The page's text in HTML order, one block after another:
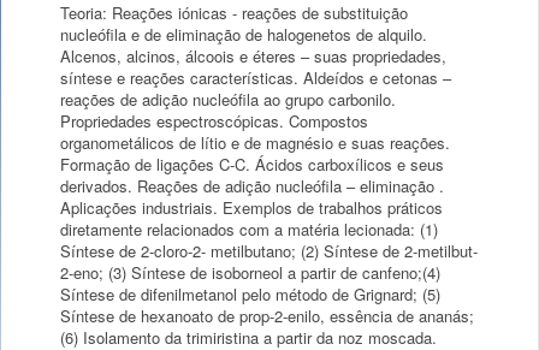
Teoria: Reações iónicas - reações de substituição
nucleófila e de eliminação de halogenetos de alquilo.
Alcenos, alcinos, álcoois e éteres – suas propriedades,
síntese e reações características. Aldeídos e cetonas –
reações de adição nucleófila ao grupo carbonilo.
Propriedades espectroscópicas. Compostos
organometálicos de lítio e de magnésio e suas reações.
Formação de ligações C-C. Ácidos carboxílicos e seus
derivados. Reações de adição nucleófila – eliminação .
Aplicações industriais. Exemplos de trabalhos práticos
diretamente relacionados com a matéria lecionada: (1)
Síntese de 2-cloro-2- metilbutano; (2) Síntese de 2-metilbut-
2-eno; (3) Síntese de isoborneol a partir de canfeno;(4)
Síntese de difenilmetanol pelo método de Grignard; (5)
Síntese de hexanoato de prop-2-enilo, essência de ananás;
(6) Isolamento da trimiristina a partir da noz moscada.